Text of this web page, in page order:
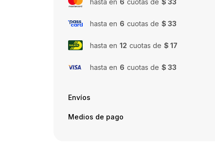
hasta en 6 cuotas de $ 33
hasta en 12 cuotas de $ 17
hasta en 6 cuotas de $ 33
Envíos
Medios de pago